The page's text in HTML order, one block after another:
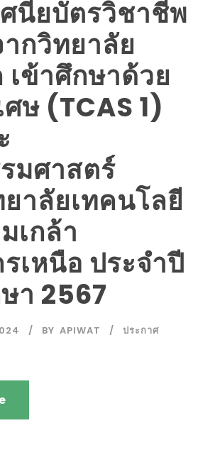
นียบัตรวิชาชีพ
กวิทยาลัย
เข้าศึกษาด้วย
ษ (TCAS 1)
มศาสตร์
าลัยเทคนโลยี
เกล้า
เหนือ ประจำปี
า 2567
BY APIWAT ประกาศ